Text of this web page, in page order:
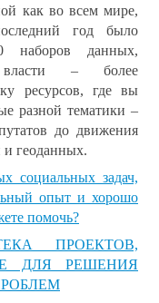
как во всем мире,
год было
наборов данных,
власти – более
ресурсов, где вы
разной тематики –
до движения
и геоданных.
социальных задач,
опыт и хорошо
помочь?
ПРОЕКТОВ,
ДЛЯ РЕШЕНИЯ